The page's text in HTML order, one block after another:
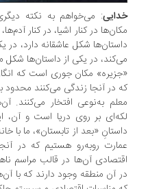
:‌ می‌خواهم به نکته دیگری در
در کنار ‌اشیا، در کنار آدم‌ها،
شکل عاشقانه دارد، در یکی از
در یکی از داستان‌ها شکل مهاجرت
مکان جوری است که انگار یک
در آنجا زندگی می‌کنند محدود به
به‌نوعی افتخار می‌کنند. آن‌ها
بر روی دریا است و آن، ‌ایجاد
«بعد از تابستان»، ما با خانه‌ای
روبه‌رو هستیم که در آنجا
آن‌ها در قالب مراسم ناهار و
آن منطقه وجود دارند که با آن‌ها